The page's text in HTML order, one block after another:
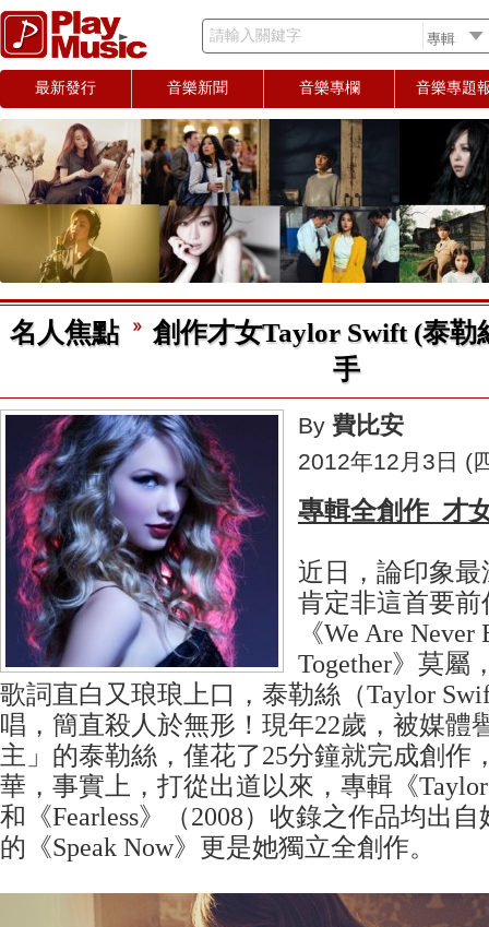
請輸入關鍵字
最新發行 音樂新聞 音樂專欄 音樂專題
名人焦點
創作才女Taylor Swift (泰勒
手
By 費比安
2012年12月3日 (
專輯全創作 才
近日，論印象
肯定非這首要
《We Are
Together》莫屬
歌詞直白又琅琅上口，泰勒絲（Taylor
唱，簡直殺人於無形！現年22歲，被媒體
主」的泰勒絲，僅花了25分鐘就完成創作
華，事實上，打從出道以來，專輯《
和《Fearless》（2008）收錄之作品均出
的《Speak Now》更是她獨立全創作。